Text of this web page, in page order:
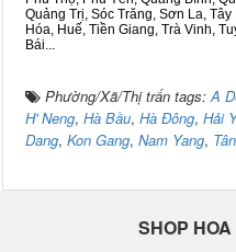
Quảng Trị, Sóc Trăng, Sơn La,
Hóa, Huế, Tiền Giang, Trà Vinh,
Bái...
Phường/Xã/Thị trấn tags:A
H' Neng, Hà Bầu, Hà Đông, Hải
Dang, Kon Gang, Nam Yang,
SHOP